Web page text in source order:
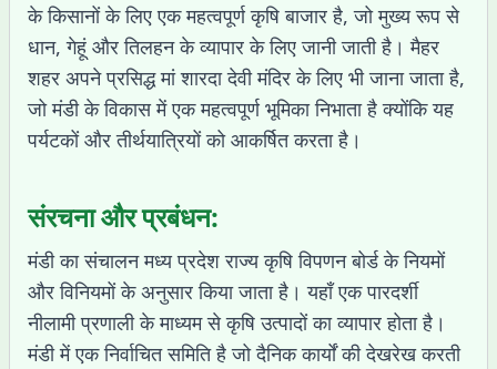
के किसानों के लिए एक महत्वपूर्ण कृषि बाजार है, जो मुख्य रूप से
धान, गेहूं और तिलहन के व्यापार के लिए जानी जाती है। मैहर
शहर अपने प्रसिद्ध मां शारदा देवी मंदिर के लिए भी जाना जाता है,
जो मंडी के विकास में एक महत्वपूर्ण भूमिका निभाता है क्योंकि यह
पर्यटकों और तीर्थयात्रियों को आकर्षित करता है।
संरचना और प्रबंधन:
मंडी का संचालन मध्य प्रदेश राज्य कृषि विपणन बोर्ड के नियमों
और विनियमों के अनुसार किया जाता है। यहाँ एक पारदर्शी
नीलामी प्रणाली के माध्यम से कृषि उत्पादों का व्यापार होता है।
मंडी में एक निर्वाचित समिति है जो दैनिक कार्यों की देखरेख करती